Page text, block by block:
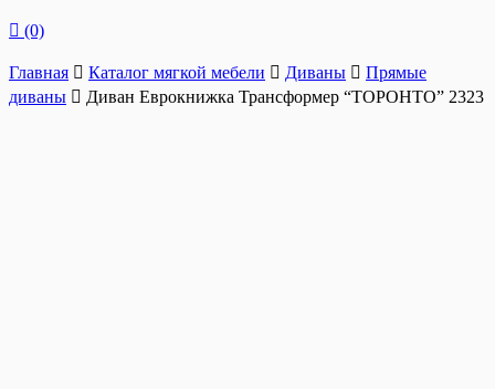
(0)
Главная Каталог мягкой мебели Диваны
Прямые
диваны
Диван Еврокнижка Трансформер “ТОРОНТО” 2323